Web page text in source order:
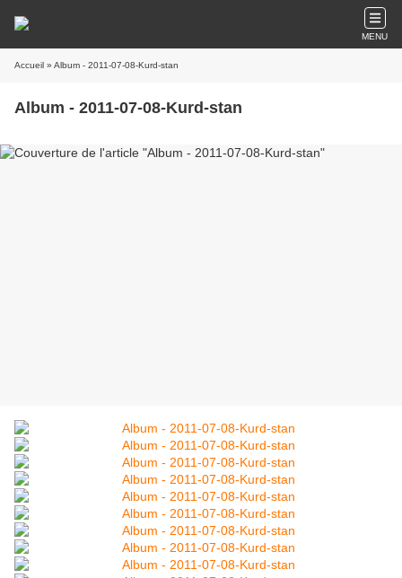
MENU
Accueil » Album - 2011-07-08-Kurd-stan
Album - 2011-07-08-Kurd-stan